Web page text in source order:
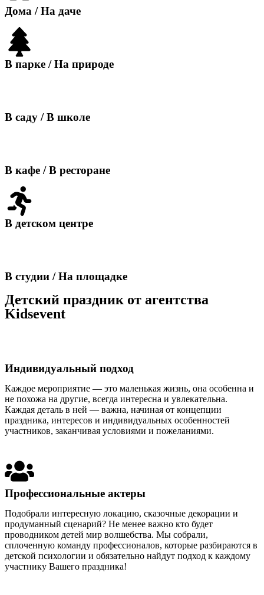
Дома / На даче
В парке / На природе
В саду / В школе
В кафе / В ресторане
В детском центре
В студии / На площадке
Детский праздник от агентства
Kidsevent
Индивидуальный подход
Каждое мероприятие — это маленькая жизнь, она особенна и
не похожа на другие, всегда интересна и увлекательна.
Каждая деталь в ней — важна, начиная от концепции
праздника, интересов и индивидуальных особенностей
участников, заканчивая условиями и пожеланиями.
Профессиональные актеры
Подобрали интересную локацию, сказочные декорации и
продуманный сценарий? Не менее важно кто будет
проводником детей мир волшебства. Мы собрали,
сплоченную команду профессионалов, которые разбираются в
детской психологии и обязательно найдут подход к каждому
участнику Вашего праздника!